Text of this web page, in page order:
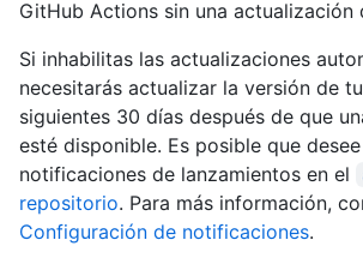
GitHub Actions sin una actualización
Si inhabilitas las actualizaciones
necesitarás actualizar la versión de
siguientes 30 días después de que
esté disponible. Es posible que
notificaciones de lanzamientos en el
repositorio. Para más información,
Configuración de notificaciones.